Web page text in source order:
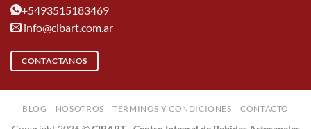
+5493515183469
info@cibart.com.ar
CONTACTANOS
BLOG NOSOTROS TÉRMINOS Y CONDICIONES CONTACTO